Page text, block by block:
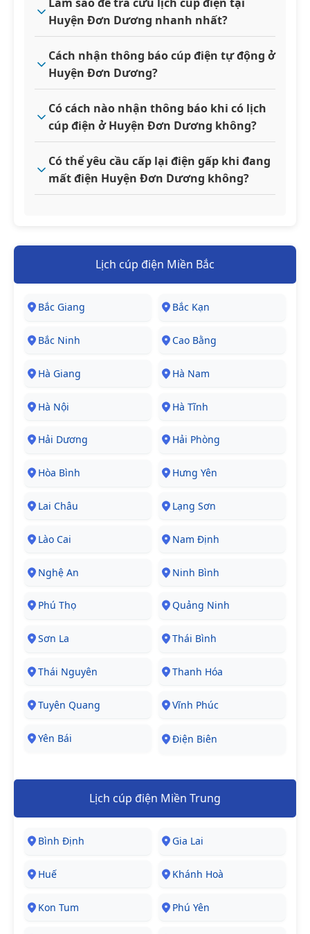
Huyện Đơn Dương nhanh nhất?
Cách nhận thông báo cúp điện tự động ở
Huyện Đơn Dương?
Có cách nào nhận thông báo khi có lịch
cúp điện ở Huyện Đơn Dương không?
Có thể yêu cầu cấp lại điện gấp khi đang
mất điện Huyện Đơn Dương không?
Lịch cúp điện Miền Bắc
Bắc Giang Bắc Kạn
Bắc Ninh Cao Bằng
Hà Giang Hà Nam
Hà Nội Hà Tĩnh
Hải Dương Hải Phòng
Hòa Bình Hưng Yên
Lai Châu Lạng Sơn
Lào Cai Nam Định
Nghệ An Ninh Bình
Phú Thọ Quảng Ninh
Sơn La Thái Bình
Thái Nguyên Thanh Hóa
Tuyên Quang Vĩnh Phúc
Yên Bái Điện Biên
Lịch cúp điện Miền Trung
Bình Định Gia Lai
Huế Khánh Hoà
Kon Tum Phú Yên